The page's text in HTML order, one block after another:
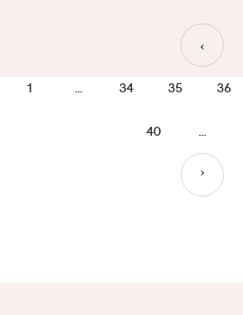
›
1 … 34 35 36
40 …
›